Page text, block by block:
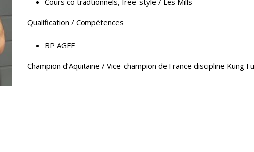
Cours co tradtionnels, free-style / Les Mills
Qualification / Compétences
BP AGFF
Champion d’Aquitaine / Vice-champion de France discipline Kung Fu